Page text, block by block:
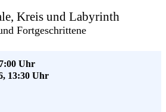
Kreis und Labyrinth
Fortgeschrittene
Uhr
13:30 Uhr